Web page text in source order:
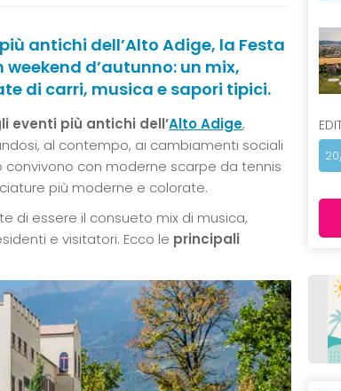
antichi dell’Alto Adige, la Festa
weekend d’autunno: un mix,
di carri, musica e sapori tipici.
eventi più antichi dell’Alto Adige,
al contempo, ai cambiamenti sociali
con moderne scarpe da tennis
più moderne e colorate.
di essere il consueto mix di musica,
e visitatori. Ecco le principali